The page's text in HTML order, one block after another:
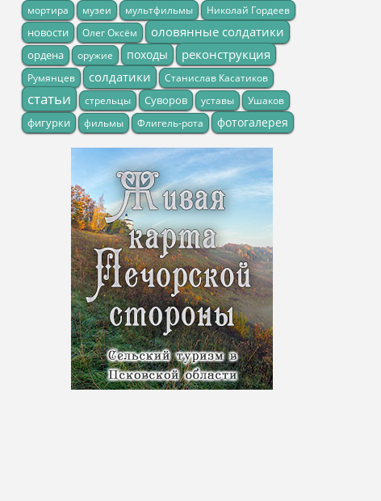
мортира музеи мультфильмы Николай Гордеев
новости Олег Оксём оловянные солдатики
ордена оружие походы реконструкция
Румянцев солдатики Станислав Касатиков
статьи стрельцы Суворов уставы Ушаков
фигурки фильмы Флигель-рота фотогалерея